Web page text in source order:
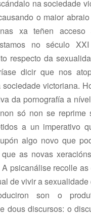
na sociedade
o maior
xa teñen acceso
no século
respecto da
dicir que nos
victoriana.
da pornografía a
só non se reprime
a un imperativo
algo novo que
as novas
psicanálise recolle
de vivir a
son o
dous discursos: o